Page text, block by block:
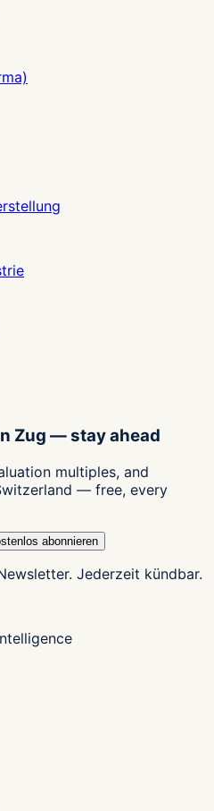
Zug — stay ahead
multiples, and
— free, every
abonnieren
Jederzeit kündbar.